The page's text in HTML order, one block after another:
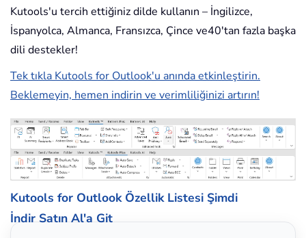
Kutools'u tercih ettiğiniz dilde kullanın – İngilizce,
İspanyolca, Almanca, Fransızca, Çince ve40'tan fazla başka
dili destekler!
Tek tıkla Kutools for Outlook'u anında etkinleştirin.
Beklemeyin, hemen indirin ve verimliliğinizi artırın!
Kutools for Outlook Özellik Listesi Şimdi
İndir Satın Al'a Git